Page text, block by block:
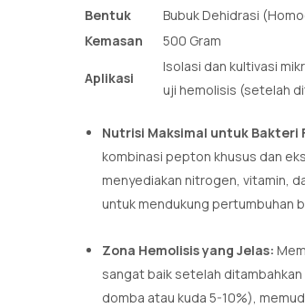
Bentuk
Bubuk Dehidrasi
Kemasan
500 Gram
Aplikasi
Isolasi dan kultivasi
uji hemolisis (setelah
Nutrisi Maksimal untuk Bakteri
kombinasi pepton khusus dan
menyediakan nitrogen, vitamin,
untuk mendukung pertumbuhan
Zona Hemolisis yang Jelas:
sangat baik setelah
domba atau kuda 5-10%),